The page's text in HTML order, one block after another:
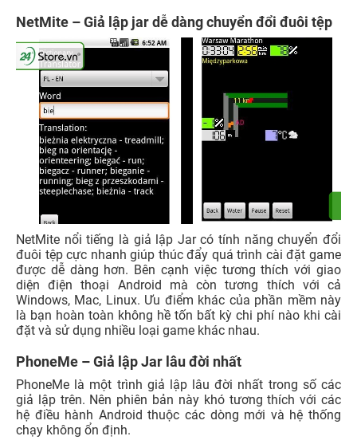
NetMite – Giả lập jar dễ dàng chuyển đổi đuôi tệp
NetMite nổi tiếng là giả lập Jar có tính năng chuyển đổi
đuôi tệp cực nhanh giúp thúc đẩy quá trình cài đặt game
được dễ dàng hơn. Bên cạnh việc tương thích với giao
diện điện thoại Android mà còn tương thích với cả
Windows, Mac, Linux. Ưu điểm khác của phần mềm này
là bạn hoàn toàn không hề tốn bất kỳ chi phí nào khi cài
đặt và sử dụng nhiều loại game khác nhau.
PhoneMe – Giả lập Jar lâu đời nhất
PhoneMe là một trình giả lập lâu đời nhất trong số các
giả lập trên. Nên phiên bản này khó tương thích với các
hệ điều hành Android thuộc các dòng mới và hệ thống
chạy không ổn định.